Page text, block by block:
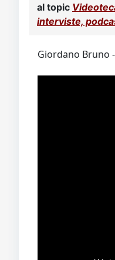
al topic
interviste,
Giordano Bruno